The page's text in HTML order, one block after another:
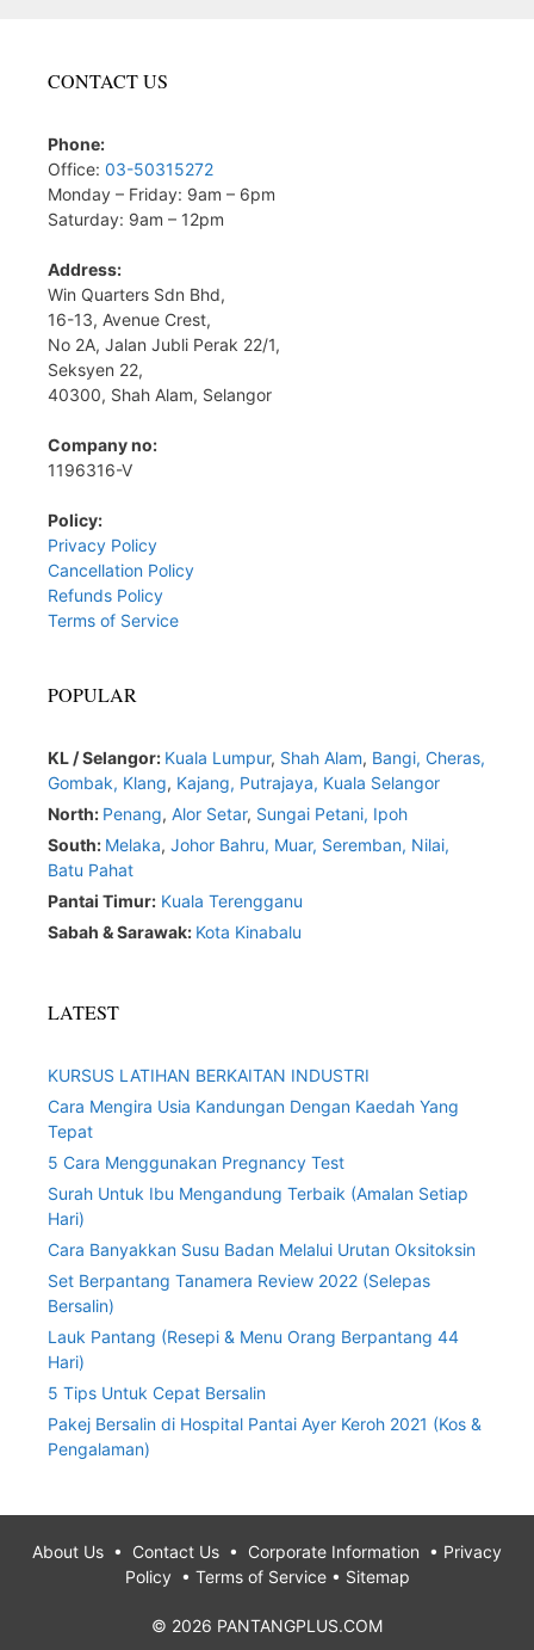
CONTACT US
Phone:
Office: 03-50315272
Monday – Friday: 9am – 6pm
Saturday: 9am – 12pm
Address:
Win Quarters Sdn Bhd,
16-13, Avenue Crest,
No 2A, Jalan Jubli Perak 22/1,
Seksyen 22,
40300, Shah Alam, Selangor
Company no:
1196316-V
Policy:
Privacy Policy
Cancellation Policy
Refunds Policy
Terms of Service
POPULAR
KL / Selangor: Kuala Lumpur, Shah Alam, Bangi, Cheras,
Gombak, Klang, Kajang, Putrajaya, Kuala Selangor
North: Penang, Alor Setar, Sungai Petani, Ipoh
South: Melaka, Johor Bahru, Muar, Seremban, Nilai,
Batu Pahat
Pantai Timur: Kuala Terengganu
Sabah & Sarawak: Kota Kinabalu
LATEST
KURSUS LATIHAN BERKAITAN INDUSTRI
Cara Mengira Usia Kandungan Dengan Kaedah Yang
Tepat
5 Cara Menggunakan Pregnancy Test
Surah Untuk Ibu Mengandung Terbaik (Amalan Setiap
Hari)
Cara Banyakkan Susu Badan Melalui Urutan Oksitoksin
Set Berpantang Tanamera Review 2022 (Selepas
Bersalin)
Lauk Pantang (Resepi & Menu Orang Berpantang 44
Hari)
5 Tips Untuk Cepat Bersalin
Pakej Bersalin di Hospital Pantai Ayer Keroh 2021 (Kos &
Pengalaman)
About Us • Contact Us • Corporate Information • Privacy
Policy • Terms of Service• Sitemap
© 2026 PANTANGPLUS.COM